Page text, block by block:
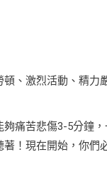
激烈活動、精力
苦悲傷3-5分鐘，
！現在開始，你